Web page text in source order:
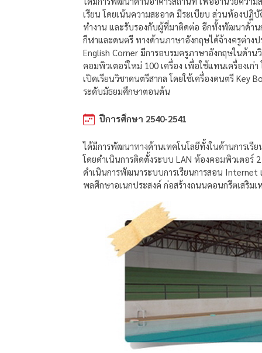
เรียน โดยเน้นความสะอาด มีระเบียบ ส่วนห้องปฏิ
ทำงาน และรับรองกับผู้ที่มาติดต่อ อีกทั้งพัฒนาด้าน
กีฬาและดนตรี ทางด้านภาษาอังกฤษได้จ้างครูต่าง
English Corner มีการอบรมครูภาษาอังกฤษในด้า
คอมพิวเตอร์ใหม่ 100 เครื่อง เพื่อใช้แทนเครื่องเก่
เปิดเรียนวิชาดนตรีสากล โดยใช้เครื่องดนตรี Key
ระดับมัธยมศึกษาตอนต้น
ปีการศึกษา 2540-2541
ได้มีการพัฒนาทางด้านเทคโนโลยีทั้งในด้านการเ
โดยดำเนินการติดตั้งระบบ LAN ห้องคอมพิวเตอร์
ดำเนินการพัฒนาระบบการเรียนการสอน Internet
พลศึกษาอเนกประสงค์ ก่อสร้างถนนคอนกรีตเสริมเ